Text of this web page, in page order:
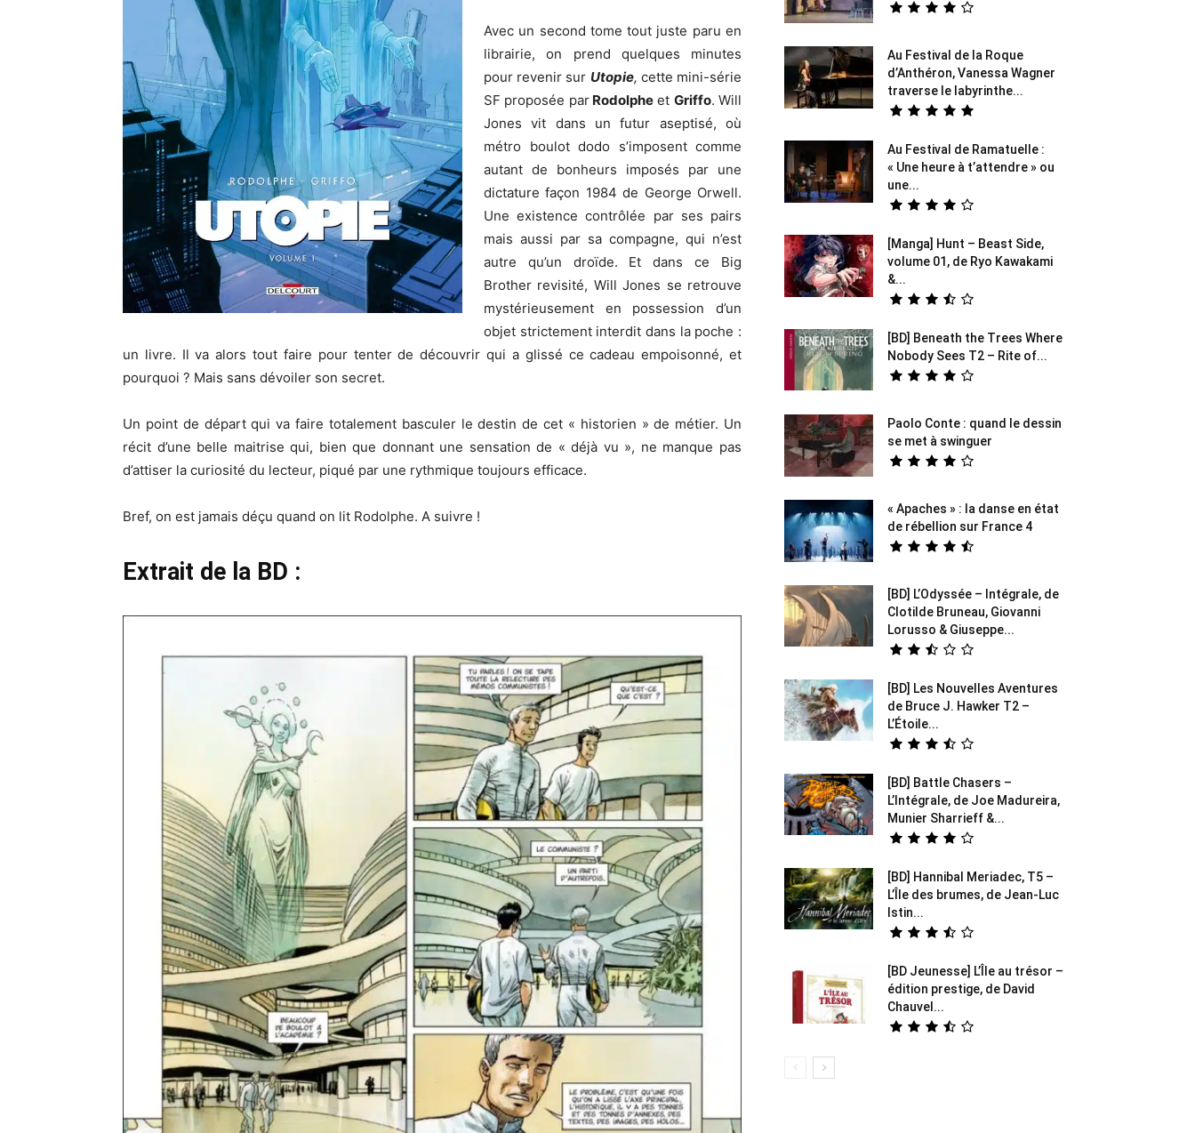
Avec un second tome tout juste paru en
librairie, on prend quelques minutes
pour revenir sur Utopie, cette mini-série
SF proposée parRodolphe et Griffo. Will
Jones vit dans un futur aseptisé, où
métro boulot dodo s’imposent comme
autant de bonheurs imposés par une
dictature façon 1984 de George Orwell.
Une existence contrôlée par ses pairs
mais aussi par sa compagne, qui n’est
autre qu’un droïde. Et dans ce Big
Brother revisité, Will Jones se retrouve
mystérieusement en possession d’un
objet strictement interdit dans la poche :
un livre. Il va alors tout faire pour tenter de découvrir qui a glissé ce cadeau empoisonné, et
pourquoi ? Mais sans dévoiler son secret.
Un point de départ qui va faire totalement basculer le destin de cet « historien » de métier. Un
récit d’une belle maitrise qui, bien que donnant une sensation de « déjà vu », ne manque pas
d’attiser la curiosité du lecteur, piqué par une rythmique toujours efficace.
Bref, on est jamais déçu quand on lit Rodolphe. A suivre !
Extrait de la BD :
Au Festival de la Roque
d’Anthéron, Vanessa Wagner
traverse le labyrinthe...
Au Festival de Ramatuelle :
« Une heure à t’attendre » ou
une...
[Manga] Hunt – Beast Side,
volume 01, de Ryo Kawakami
&...
[BD] Beneath the Trees Where
Nobody Sees T2 – Rite of...
Paolo Conte : quand le dessin
se met à swinguer
« Apaches » : la danse en état
de rébellion sur France 4
[BD] L’Odyssée – Intégrale, de
Clotilde Bruneau, Giovanni
Lorusso & Giuseppe...
[BD] Les Nouvelles Aventures
de Bruce J. Hawker T2 –
L’Étoile...
[BD] Battle Chasers –
L’Intégrale, de Joe Madureira,
Munier Sharrieff &...
[BD] Hannibal Meriadec, T5 –
L’Île des brumes, de Jean-Luc
Istin...
[BD Jeunesse] L’Île au trésor –
édition prestige, de David
Chauvel...